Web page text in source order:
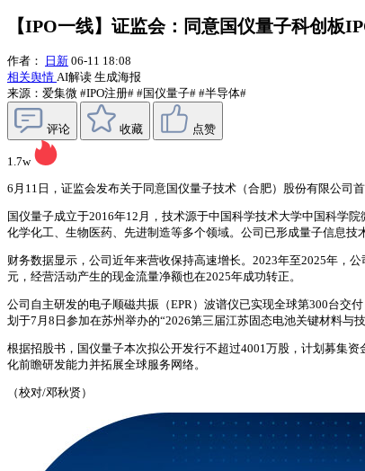
【IPO一线】证监会：同意国仪量子科创板
作者： 日新 06-11 18:08
相关舆情 AI解读 生成海报
来源：爱集微 #IPO注册# #国仪量子# #半导体#
评论 收藏 点赞
1.7w
6月11日，证监会发布关于同意国仪量子技术（合肥）股份有限公司
国仪量子成立于2016年12月，技术源于中国科学技术大学中国科学
化学化工、生物医药、先进制造等多个领域。公司已形成量子信息
财务数据显示，公司近年来营收保持高速增长。2023年至2025年，
元，经营活动产生的现金流量净额也在2025年成功转正。
公司自主研发的电子顺磁共振（EPR）波谱仪已实现全球第300台交
划于7月8日参加在苏州举办的“2026第三届江苏固态电池关键材料与
根据招股书，国仪量子本次拟公开发行不超过4001万股，计划募集
化前瞻研发能力并拓展全球服务网络。
（校对/邓秋贤）